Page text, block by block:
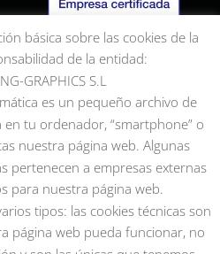
básica sobre las cookies de la
de la entidad:
GRAPHICS S.L
es un pequeño archivo de
tu ordenador, “smartphone” o
nuestra página web. Algunas
pertenecen a empresas externas
para nuestra página web.
tipos: las cookies técnicas son
página web pueda funcionar, no